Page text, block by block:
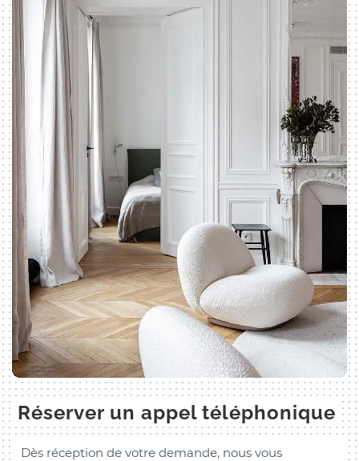
Réserver un appel téléphonique
Dès réception de votre demande, nous vous